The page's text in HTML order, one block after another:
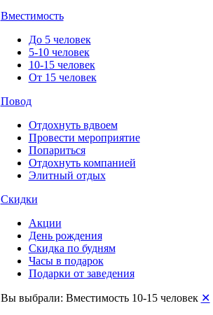
Вместимость
До 5 человек
5-10 человек
10-15 человек
От 15 человек
Повод
Отдохнуть вдвоем
Провести мероприятие
Попариться
Отдохнуть компанией
Элитный отдых
Скидки
Акции
День рождения
Скидка по будням
Часы в подарок
Подарки от заведения
Вы выбрали: Вместимость 10-15 человек ✕